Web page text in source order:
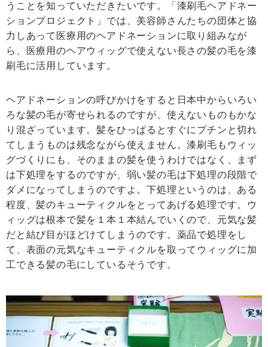
うことを知っていただきたいです。「漆刷毛ヘアドネー
ションプロジェクト」では、美容師さんたちの団体と協
力しあって医療用のヘアドネーションに取り組みなが
ら、医療用のヘアウィッグで使えない長さの髪の毛を漆
刷毛に活用しています。
ヘアドネーションの呼びかけをすると日本中からいろい
ろな髪の毛が寄せられるのですが、使えないものもかな
り混ざっています。髪をひっぱるとすぐにプチンと切れ
てしまうものは残念ながら使えません。漆刷毛もウィッ
グづくりにも、そのままの髪を使うわけではなく、まず
は下処理をするのですが、弱い髪の毛は下処理の段階で
ダメになってしまうのですよ。下処理というのは、ある
程度、髪のキューティクルをとってあげる処理です。ウ
ィッグは根本で髪を１本１本結んでいくので、元気な髪
だと結び目がほどけてしまうのです。薬品で処理をし
て、表面の元気なキューティクルを取ってウィッグに加
工できる髪の毛にしているそうです。